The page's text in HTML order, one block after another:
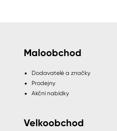
Maloobchod
Dodavatelé a značky
Prodejny
Akční nabídky
Velkoobchod